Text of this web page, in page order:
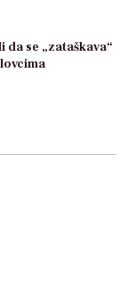
se „zataškava“